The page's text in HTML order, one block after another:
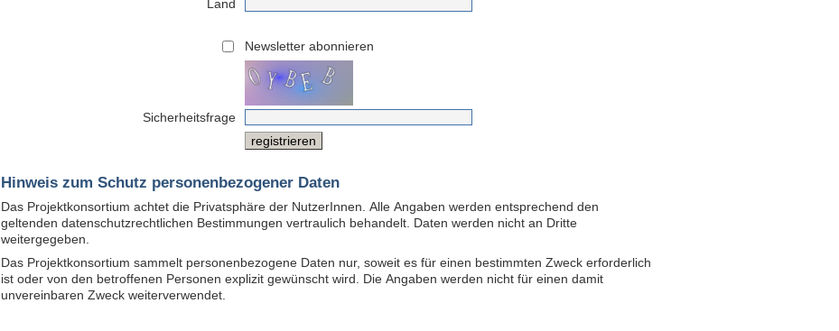
Land
Newsletter abonnieren
Sicherheitsfrage
Hinweis zum Schutz personenbezogener Daten
Das Projektkonsortium achtet die Privatsphäre der NutzerInnen. Alle Angaben werden entsprechend den
geltenden datenschutzrechtlichen Bestimmungen vertraulich behandelt. Daten werden nicht an Dritte
weitergegeben.
Das Projektkonsortium sammelt personenbezogene Daten nur, soweit es für einen bestimmten Zweck erforderlich
ist oder von den betroffenen Personen explizit gewünscht wird. Die Angaben werden nicht für einen damit
unvereinbaren Zweck weiterverwendet.